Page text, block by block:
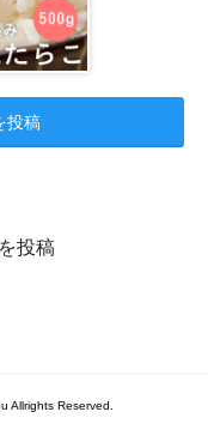
投稿
投稿
Allrights Reserved.